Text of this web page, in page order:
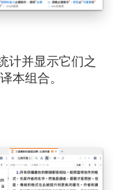
计并显示它们之
本组合。